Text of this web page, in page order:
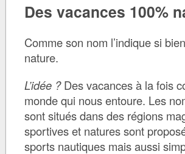
Des vacances 100%
Comme son nom l’indique si
nature.
L’idée ?Des vacances à la fois
monde qui nous entoure. Les
sont situés dans des régions
sportives et natures sont
sports nautiques mais aussi